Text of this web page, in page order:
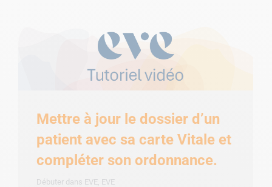
Mettre à jour le dossier d’un
patient avec sa carte Vitale et
compléter son ordonnance.
Débuter dans EVE EVE